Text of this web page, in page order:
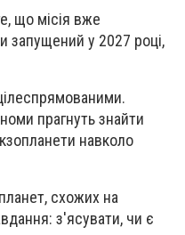
що місія вже
запущений у 2027 році,
прагнуть знайти
навколо
схожих на
з'ясувати, чи є